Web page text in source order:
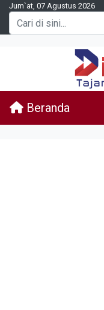
Jum`at, 07 Agustus 2026
Beranda